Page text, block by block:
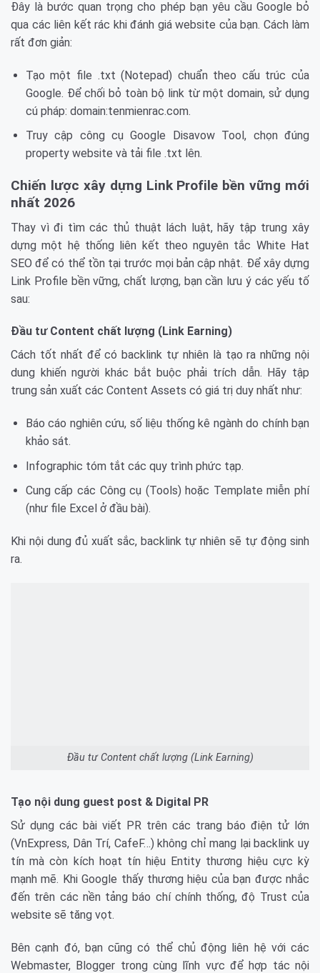
Đây là bước quan trọng cho phép bạn yêu cầu Google bỏ
qua các liên kết rác khi đánh giá website của bạn. Cách làm
rất đơn giản:
Tạo một file .txt (Notepad) chuẩn theo cấu trúc của
Google. Để chối bỏ toàn bộ link từ một domain, sử dụng
cú pháp: domain:tenmienrac.com.
Truy cập công cụ Google Disavow Tool, chọn đúng
property website và tải file .txt lên.
Chiến lược xây dựng Link Profile bền vững mới
nhất 2026
Thay vì đi tìm các thủ thuật lách luật, hãy tập trung xây
dựng một hệ thống liên kết theo nguyên tắc White Hat
SEO để có thể tồn tại trước mọi bản cập nhật. Để xây dựng
Link Profile bền vững, chất lượng, bạn cần lưu ý các yếu tố
sau:
Đầu tư Content chất lượng (Link Earning)
Cách tốt nhất để có backlink tự nhiên là tạo ra những nội
dung khiến người khác bắt buộc phải trích dẫn. Hãy tập
trung sản xuất các Content Assets có giá trị duy nhất như:
Báo cáo nghiên cứu, số liệu thống kê ngành do chính bạn
khảo sát.
Infographic tóm tắt các quy trình phức tạp.
Cung cấp các Công cụ (Tools) hoặc Template miễn phí
(như file Excel ở đầu bài).
Khi nội dung đủ xuất sắc, backlink tự nhiên sẽ tự động sinh
ra.
Đầu tư Content chất lượng (Link Earning)
Tạo nội dung guest post & Digital PR
Sử dụng các bài viết PR trên các trang báo điện tử lớn
(VnExpress, Dân Trí, CafeF…) không chỉ mang lại backlink uy
tín mà còn kích hoạt tín hiệu Entity thương hiệu cực kỳ
mạnh mẽ. Khi Google thấy thương hiệu của bạn được nhắc
đến trên các nền tảng báo chí chính thống, độ Trust của
website sẽ tăng vọt.
Bên cạnh đó, bạn cũng có thể chủ động liên hệ với các
Webmaster, Blogger trong cùng lĩnh vực để hợp tác nội